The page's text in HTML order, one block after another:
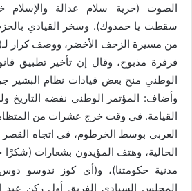
الصوت (حرية سلام عدالة
سقطت يا حمدوك). وسخر القيادي
من مسيرة الزحف الأخضر، ووصف كرار
فرفرة مذبوح، وقال إن تأخير تطبيق
الوطني منح بعض قيادات نظام البشير
وأضاف: المؤتمر الوطني نفضه التاريخ
القيامة. في وقت خرج عشرات من
العربي بوسط الخرطوم، في اتجاه القصر
الحالية، وهتف المؤيدون بشعارات (شكرًا
مدنية حكومتنا)، و(أي كوز ندوسو
المجلس السيادي الفريق أول ركن عبد